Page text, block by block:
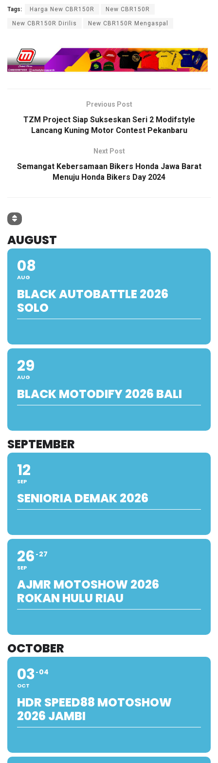
Tags: Harga New CBR150R New CBR150R
New CBR150R Dirilis New CBR150R Mengaspal
Previous Post
TZM Project Siap Sukseskan Seri 2 Modifstyle
Lancang Kuning Motor Contest Pekanbaru
Next Post
Semangat Kebersamaan Bikers Honda Jawa Barat
Menuju Honda Bikers Day 2024
AUGUST
08
AUG
BLACK AUTOBATTLE 2026
SOLO
29
AUG
BLACK MOTODIFY 2026 BALI
SEPTEMBER
12
SEP
SENIORIA DEMAK 2026
26
SEP
27
AJMR MOTOSHOW 2026
ROKAN HULU RIAU
OCTOBER
03
OCT
04
HDR SPEED88 MOTOSHOW
2026 JAMBI